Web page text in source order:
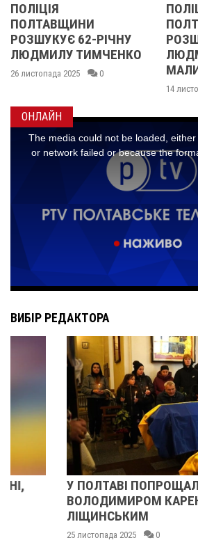
62-РІЧНУ
ТИМЧЕНКО
листопада 2025 0
ПОЛІЦІЯ
14
ОНЛАЙН
ВИБІР РЕДАКТОРА
У ПОЛТАВІ ПОПРОЩАЛИСЯ ІЗ
ВОЛОДИМИРОМ КАРЕНГІНИМ
ЛІЩИНСЬКИМ
25 листопада 2025 0